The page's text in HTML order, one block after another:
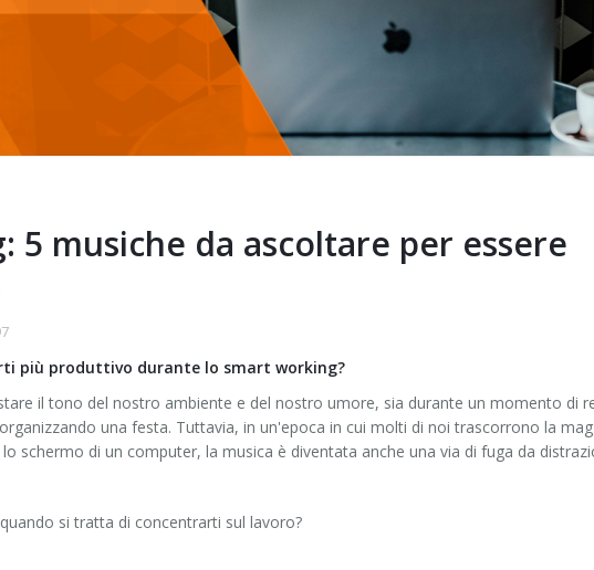
5 musiche da ascoltare per essere
più produttivo durante lo smart working?
il tono del nostro ambiente e del nostro umore, sia durante un momento di
una festa. Tuttavia, in un'epoca in cui molti di noi trascorrono la
schermo di un computer, la musica è diventata anche una via di fuga da
si tratta di concentrarti sul lavoro?